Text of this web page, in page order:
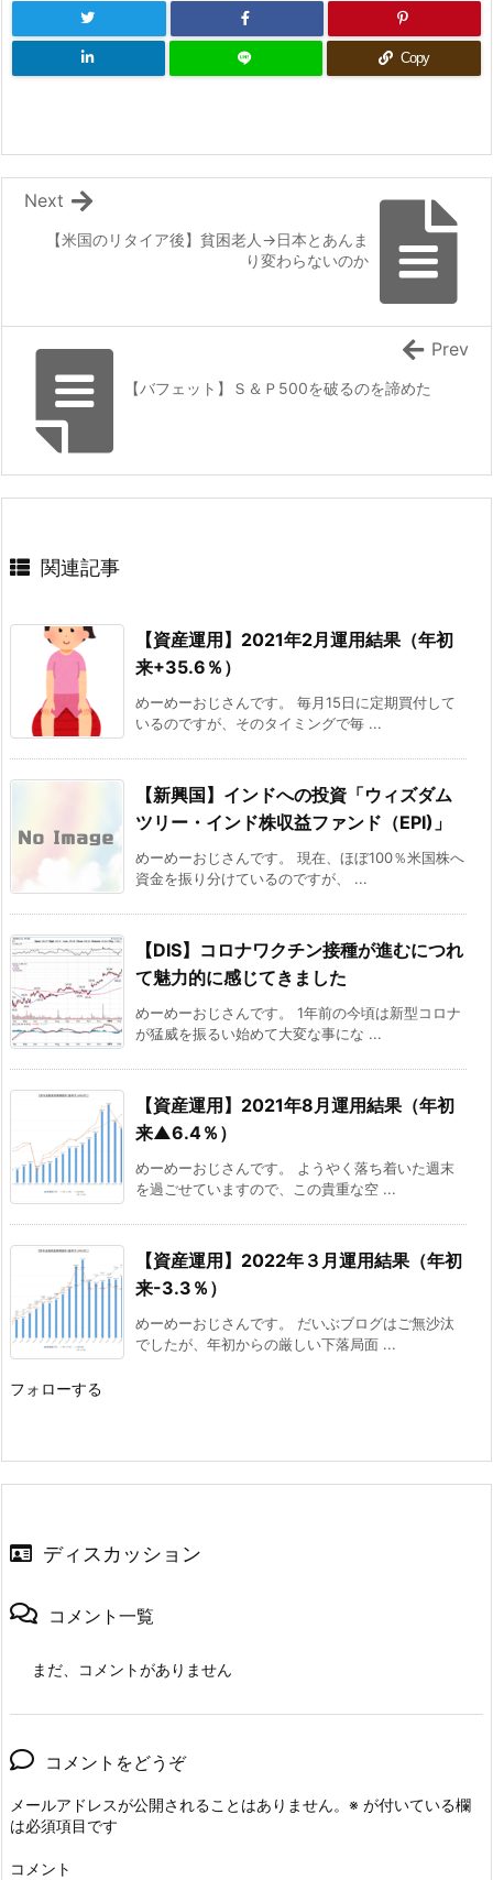
Copy
【米国のリタイア後】貧困老人→日本とあんま
り変わらないのか
Next
【バフェット】Ｓ＆Ｐ500を破るのを諦めた
Prev
関連記事
【資産運用】2021年2月運用結果（年初
来+35.6％）
めーめーおじさんです。 毎月15日に定期買付して
いるのですが、そのタイミングで毎 ...
【新興国】インドへの投資「ウィズダム
ツリー・インド株収益ファンド（EPI)」
めーめーおじさんです。 現在、ほぼ100％米国株へ
資金を振り分けているのですが、 ...
【DIS】コロナワクチン接種が進むにつれ
て魅力的に感じてきました
めーめーおじさんです。 1年前の今頃は新型コロナ
が猛威を振るい始めて大変な事にな ...
【資産運用】2021年8月運用結果（年初
来▲6.4％）
めーめーおじさんです。 ようやく落ち着いた週末
を過ごせていますので、この貴重な空 ...
【資産運用】2022年３月運用結果（年初
来-3.3％）
めーめーおじさんです。 だいぶブログはご無沙汰
でしたが、年初からの厳しい下落局面 ...
フォローする
ディスカッション
コメント一覧
まだ、コメントがありません
コメントをどうぞ
メールアドレスが公開されることはありません。 ※ が付いている欄
は必須項目です
コメント